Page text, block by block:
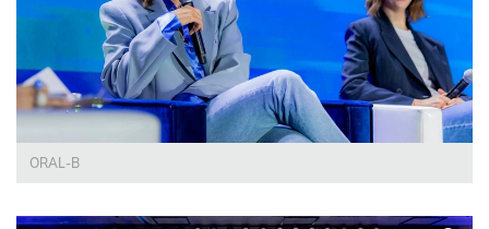
ORAL-B